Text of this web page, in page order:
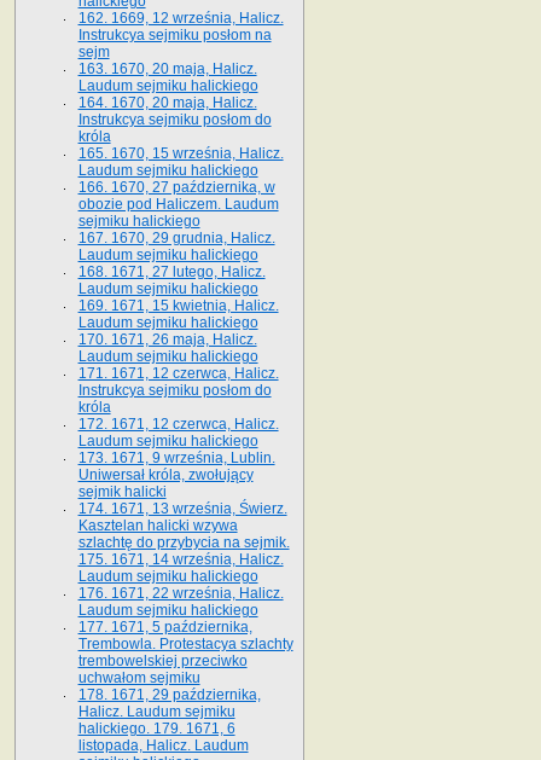
162. 1669, 12 września, Halicz.
Instrukcya sejmiku posłom na
sejm
163. 1670, 20 maja, Halicz.
Laudum sejmiku halickiego
164. 1670, 20 maja, Halicz.
Instrukcya sejmiku posłom do
króla
165. 1670, 15 września, Halicz.
Laudum sejmiku halickiego
166. 1670, 27 października, w
obozie pod Haliczem. Laudum
sejmiku halickiego
167. 1670, 29 grudnia, Halicz.
Laudum sejmiku halickiego
168. 1671, 27 lutego, Halicz.
Laudum sejmiku halickiego
169. 1671, 15 kwietnia, Halicz.
Laudum sejmiku halickiego
170. 1671, 26 maja, Halicz.
Laudum sejmiku halickiego
171. 1671, 12 czerwca, Halicz.
Instrukcya sejmiku posłom do
króla
172. 1671, 12 czerwca, Halicz.
Laudum sejmiku halickiego
173. 1671, 9 września, Lublin.
Uniwersał króla, zwołujący
sejmik halicki
174. 1671, 13 września, Świerz.
Kasztelan halicki wzywa
szlachtę do przybycia na sejmik.
175. 1671, 14 września, Halicz.
Laudum sejmiku halickiego
176. 1671, 22 września, Halicz.
Laudum sejmiku halickiego
177. 1671, 5 października,
Trembowla. Protestacya szlachty
trembowelskiej przeciwko
uchwałom sejmiku
178. 1671, 29 października,
Halicz. Laudum sejmiku
halickiego. 179. 1671, 6
listopada, Halicz. Laudum